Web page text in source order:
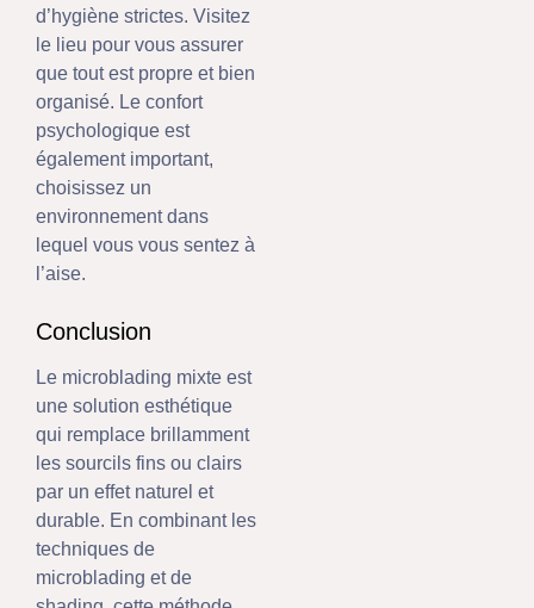
d’hygiène strictes. Visitez
le lieu pour vous assurer
que tout est propre et bien
organisé. Le confort
psychologique est
également important,
choisissez un
environnement dans
lequel vous vous sentez à
l’aise.
Conclusion
Le microblading mixte est
une solution esthétique
qui remplace brillamment
les sourcils fins ou clairs
par un effet naturel et
durable. En combinant les
techniques de
microblading et de